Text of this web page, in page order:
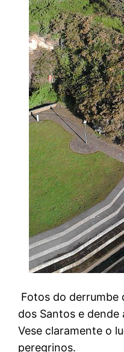
Fotos do derrumbe
dos Santos e
Vese claramente o
peregrinos.